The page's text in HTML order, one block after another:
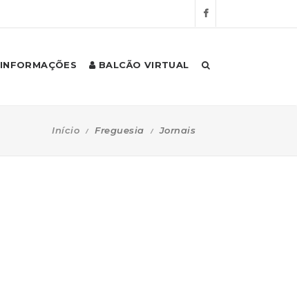
INFORMAÇÕES BALCÃO VIRTUAL
Início Freguesia Jornais